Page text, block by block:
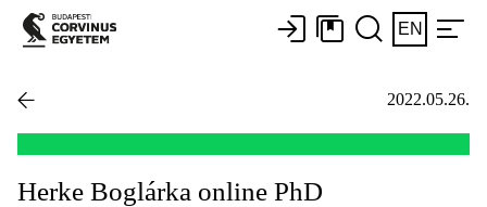
EN
2022.05.26.
Herke Boglárka online PhD